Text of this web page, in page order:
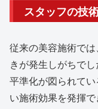
スタッフの技
従来の美容施術で
きが発生しがちで
平準化が図られて
い施術効果を発揮